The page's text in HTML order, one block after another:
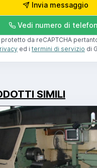
Invia messaggio
Vedi numero di
da reCAPTCHA
ed i termini di servizio di
SIMILI